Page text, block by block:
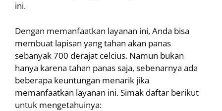
ini.
Dengan memanfaatkan layanan ini, Anda bisa
membuat lapisan yang tahan akan panas
sebanyak 700 derajat celcius. Namun bukan
hanya karena tahan panas saja, sebenarnya ada
beberapa keuntungan menarik jika
memanfaatkan layanan ini. Simak daftar berikut
untuk mengetahuinya: